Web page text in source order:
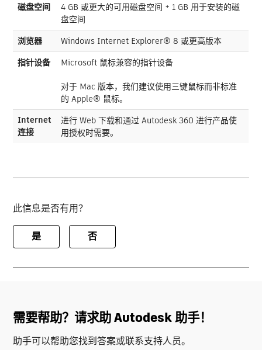
磁盘空间
4 GB 或更大的可用磁盘空间 + 1 GB 用于安装的磁
盘空间
浏览器
Windows Internet Explorer® 8 或更高版本
指针设备
Microsoft 鼠标兼容的指针设备
对于 Mac 版本，我们建议使用三键鼠标而非标准
的 Apple® 鼠标。
Internet
连接
进行 Web 下载和通过 Autodesk 360 进行产品使
用授权时需要。
此信息是否有用？
是 否
需要帮助？请求助 Autodesk 助手！
助手可以帮助您找到答案或联系支持人员。